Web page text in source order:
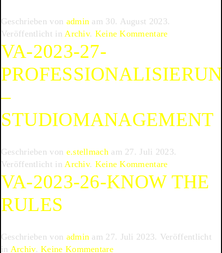
kreativen
Umfeld
Geschrieben von admin am 30. August 2023.
Veröffentlicht in Archiv. Keine Kommentarezu
28-
Präsent
VA-2023-27-
–
STUDIOMANAGEMENT
Geschrieben von e.stellmach am 27. Juli 2023.
Veröffentlicht in Archiv. Keine Kommentarezu
VA-
2023-
VA-2023-26-KNOW THE
RULES
Geschrieben von admin am 27. Juli 2023. Veröffentlicht
in Archiv.Keine Kommentarezu